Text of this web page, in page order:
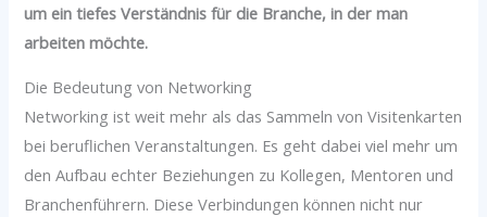
um ein tiefes Verständnis für die Branche, in der man
arbeiten möchte.
Die Bedeutung von Networking
Networking ist weit mehr als das Sammeln von Visitenkarten
bei beruflichen Veranstaltungen. Es geht dabei viel mehr um
den Aufbau echter Beziehungen zu Kollegen, Mentoren und
Branchenführern. Diese Verbindungen können nicht nur